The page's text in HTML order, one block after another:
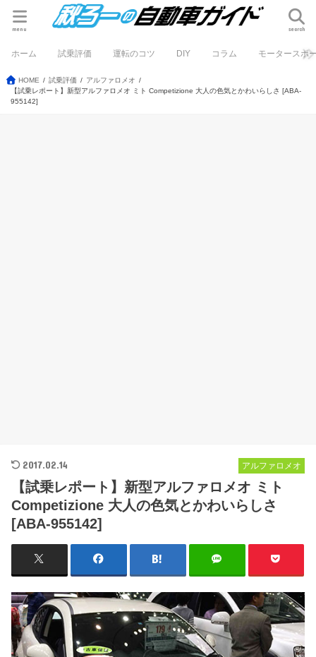
search
menu
ホーム 試乗評価 運転のコツ DIY コラム モータースポ
HOME 試乗評価
アルファロメオ
【試乗レポート】新型アルファロメオ ミト Competizione 大人の色気とかわいらしさ [ABA-
955142]
アルファロメオ
2017.02.14
【試乗レポート】新型アルファロメオ ミト
Competizione 大人の色気とかわいらしさ
[ABA-955142]